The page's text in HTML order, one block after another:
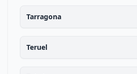
Tarragona
Teruel